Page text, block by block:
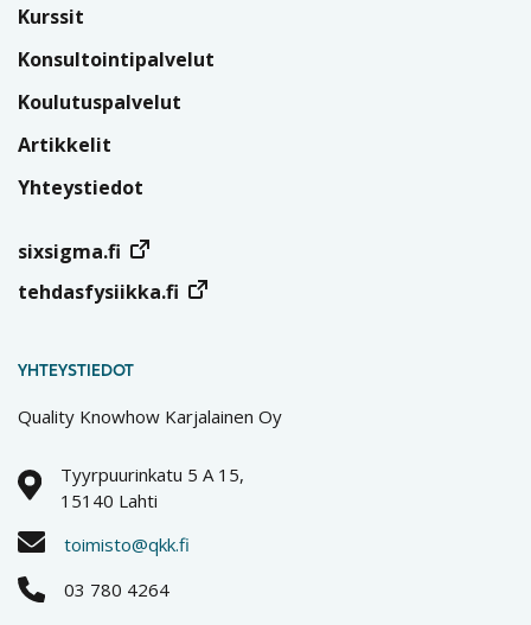
Kurssit
Konsultointipalvelut
Koulutuspalvelut
Artikkelit
Yhteystiedot
sixsigma.fi
tehdasfysiikka.fi
YHTEYSTIEDOT
Quality Knowhow Karjalainen Oy
Tyyrpuurinkatu 5 A 15,
15140 Lahti
toimisto@qkk.fi
03 780 4264